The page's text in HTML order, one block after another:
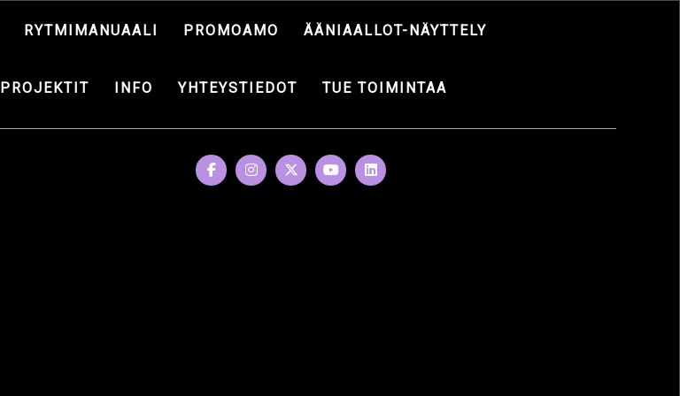
RYTMIMANUAALI PROMOAMO ÄÄNIAALLOT-NÄYTTELY
PROJEKTIT INFO YHTEYSTIEDOT TUE TOIMINTAA